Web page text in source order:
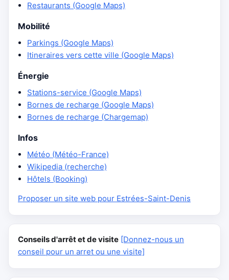
Restaurants (Google Maps)
Mobilité
Parkings (Google Maps)
Itineraires vers cette ville (Google Maps)
Énergie
Stations-service (Google Maps)
Bornes de recharge (Google Maps)
Bornes de recharge (Chargemap)
Infos
Météo (Météo-France)
Wikipedia (recherche)
Hôtels (Booking)
Proposer un site web pour Estrées-Saint-Denis
Conseils d'arrêt et de visite [Donnez-nous un
conseil pour un arret ou une visite]